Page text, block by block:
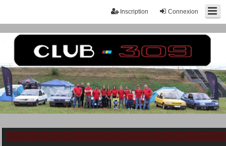
Connexion
Inscription